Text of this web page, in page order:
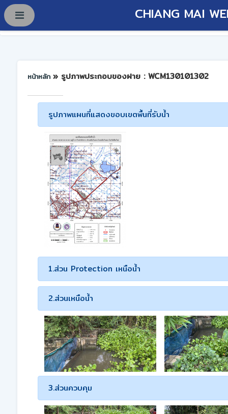
CHIANG MAI
หน้าหลัก » รูปภาพประกอบของฝาย : WCM130101302
รูปภาพแผนที่แสดงขอบเขตพื้นที่รับน้ำ
1.ส่วน Protection เหนือน้ำ
2.ส่วนเหนือน้ำ
3.ส่วนควบคุม